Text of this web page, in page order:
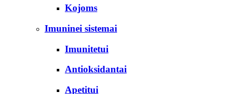
Kojoms
Imuninei sistemai
Imunitetui
Antioksidantai
Apetitui